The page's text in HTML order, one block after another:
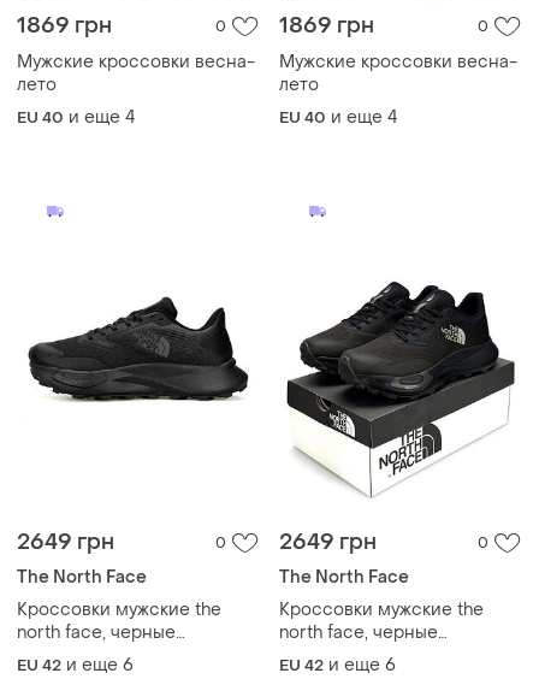
1869 грн 0
Мужские кроссовки весна-
лето
EU 40 и еще 4
1869 грн 0
Мужские кроссовки весна-
лето
EU 40 и еще 4
2649 грн 0
The North Face
Кроссовки мужские the
north face, черные
кроссовки текстиль, весна
EU 42 и еще 6
2649 грн 0
The North Face
Кроссовки мужские the
north face, черные
кроссовки текстиль, весна
EU 42 и еще 6